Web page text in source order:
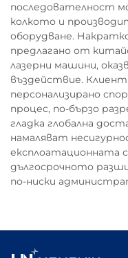
последователност
колкото и
оборудване.
предлагано от
лазерни машини,
въздействие.
персонализирано
процес, по-бързо
гладка глобална
намаляват
експлоатационната
дългосрочното
по-ниски